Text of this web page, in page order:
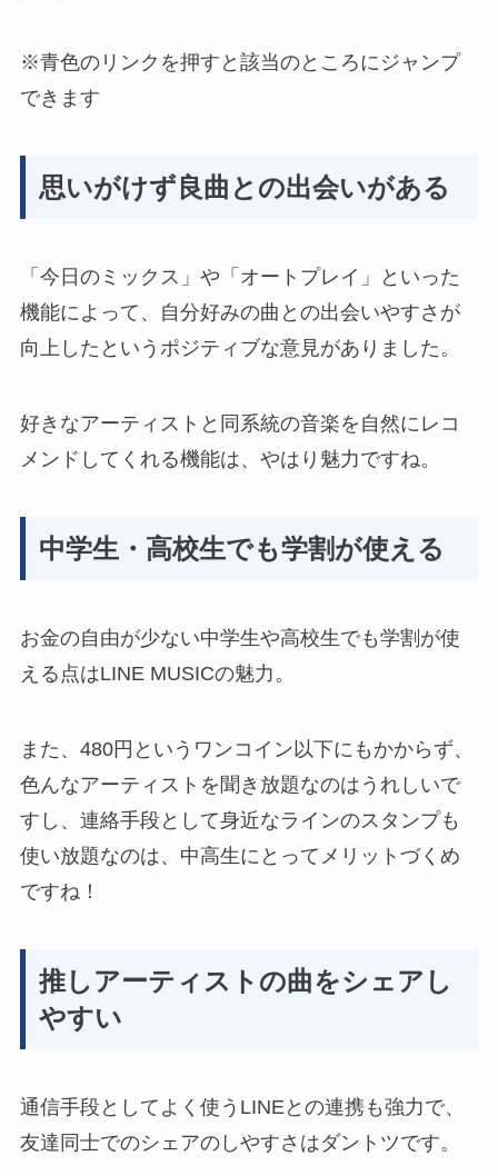
※青色のリンクを押すと該当のところにジャンプ
できます
思いがけず良曲との出会いがある
「今日のミックス」や「オートプレイ」といった
機能によって、
自分好みの曲との出会いやすさが
向上した というポジティブな意見がありました。
好きなアーティストと同系統の音楽を自然にレコ
メンドしてくれる機能は、やはり魅力ですね。
中学生・高校生でも学割が使える
お金の自由が少ない中学生や高校生でも学割が使
える点はLINE MUSICの魅力 。
また、480円というワンコイン以下にもかからず、
色んなアーティストを聞き放題なのはうれしいで
すし、 連絡手段として身近なラインのスタンプも
使い放題なのは、中高生にとってメリットづくめ
ですね！
推しアーティストの曲をシェアし
やすい
通信手段としてよく使うLINEとの連携も強力で、
友達同士でのシェアのしやすさはダントツです。